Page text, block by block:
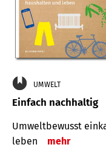
UMWELT
Einfach nachhaltig
Umweltbewusst
leben
mehr